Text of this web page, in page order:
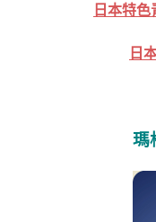
日本特
日
瑪